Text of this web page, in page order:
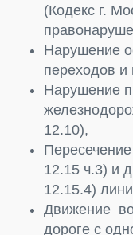
(Кодекс г.
Нарушение
переходов и
Нарушение
12.10),
12.15 ч.3) и
12.15.4)
Движение
дороге с